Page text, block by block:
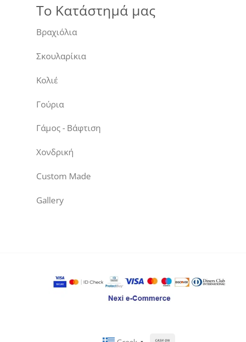
Το Κατάστημά μας
Βραχιόλια
Σκουλαρίκια
Κολιέ
Γούρια
Γάμος - Βάφτιση
Χονδρική
Custom Made
Gallery